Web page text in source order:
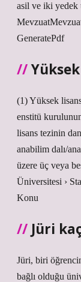
asil ve iki yedek
GeneratePdf
(1) Yüksek
enstitü
lisans tezinin
anabilim dalı/
üzere üç veya
Üniversitesi ›
Konu
Jüri
Jüri, biri
bağlı olduğu